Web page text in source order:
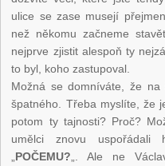
ulice se zase musejí
než někomu začneme
nejprve zjistit alespoň ty
to byl, koho zastupoval.
Možná se domníváte, že
špatného. Třeba myslíte, že
potom ty tajnosti? Proč?
umělci znovu
POČEMU? „. Ale ne